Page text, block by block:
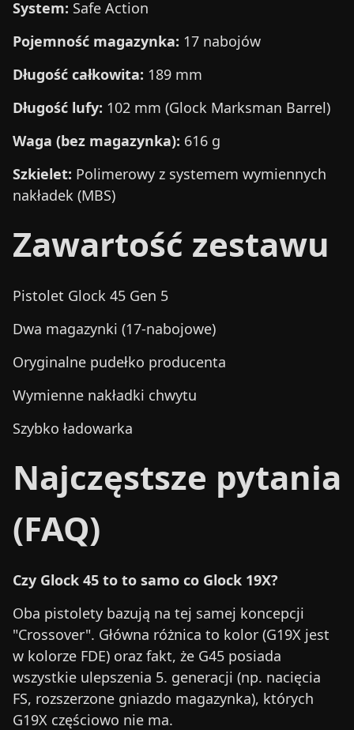
System: Safe Action
Pojemność magazynka: 17 nabojów
Długość całkowita: 189 mm
Długość lufy: 102 mm (Glock Marksman Barrel)
Waga (bez magazynka): 616 g
Szkielet: Polimerowy z systemem wymiennych
nakładek (MBS)
Zawartość zestawu
Pistolet Glock 45 Gen 5
Dwa magazynki (17-nabojowe)
Oryginalne pudełko producenta
Wymienne nakładki chwytu
Szybko ładowarka
Najczęstsze pytania
(FAQ)
Czy Glock 45 to to samo co Glock 19X?
Oba pistolety bazują na tej samej koncepcji
"Crossover". Główna różnica to kolor (G19X jest
w kolorze FDE) oraz fakt, że G45 posiada
wszystkie ulepszenia 5. generacji (np. nacięcia
FS, rozszerzone gniazdo magazynka), których
G19X częściowo nie ma.